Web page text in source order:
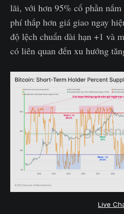
lãi, với hơn 95% cổ phần
phí thấp hơn giá giao ngay
độ lệch chuẩn dài hạn +1 và
có liên quan đến xu hướng
Live